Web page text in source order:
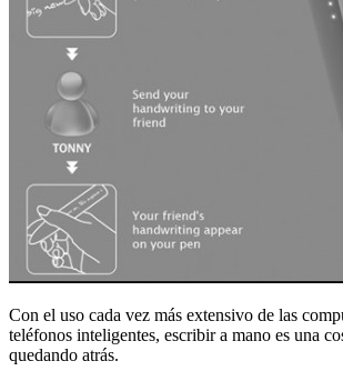
Con el uso cada vez más extensivo de las
teléfonos inteligentes, escribir a mano es una
quedando atrás.